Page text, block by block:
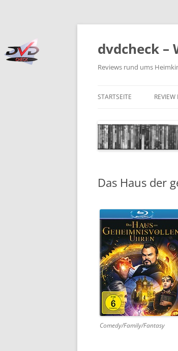
Zum
springen
dvdcheck –
Reviews rund ums
STARTSEITE
4K
DVD
DVD
GAMES
HD-
Das Haus der
Comedy/Family/Fantasy